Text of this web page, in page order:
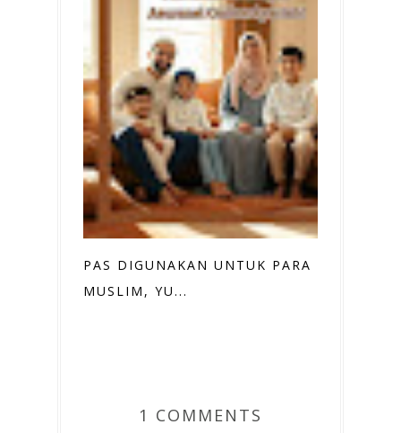
PAS DIGUNAKAN UNTUK PARA
MUSLIM, YU...
1 COMMENTS